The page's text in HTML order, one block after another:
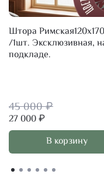
Штора Римская120х170
/1шт. Эксклюзивная,
подкладе.
45 000 ₽
27 000 ₽
В корзину